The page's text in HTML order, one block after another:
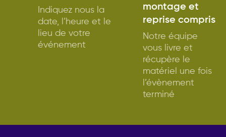
Indiquez nous la
date, l’heure et le
lieu de votre
événement
montage et
reprise compris
Notre équipe
vous livre et
récupère le
matériel une fois
l’évènement
terminé